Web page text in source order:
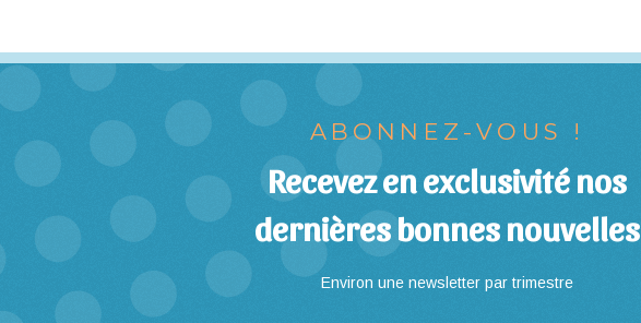
ABONNEZ-VOUS !
Recevez en exclusivité nos
dernières bonnes nouvelles
Environ une newsletter par trimestre